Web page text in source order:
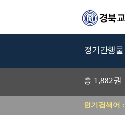
정기간행물
총 1,882권
인기검색어 :